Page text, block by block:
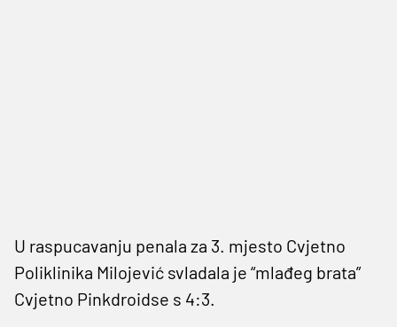
U raspucavanju penala za 3. mjesto Cvjetno
Poliklinika Milojević svladala je “mlađeg brata”
Cvjetno Pinkdroidse s 4:3.